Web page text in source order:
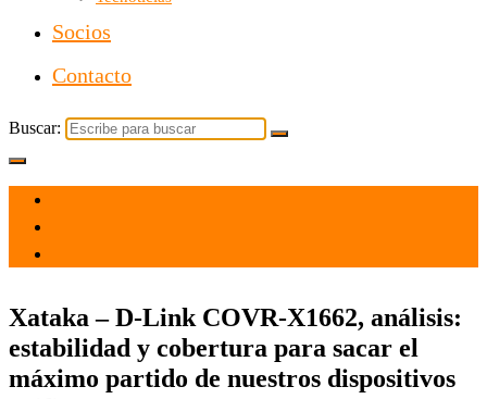
Socios
Contacto
Buscar:
Xataka – D-Link COVR-X1662, análisis:
estabilidad y cobertura para sacar el
máximo partido de nuestros dispositivos